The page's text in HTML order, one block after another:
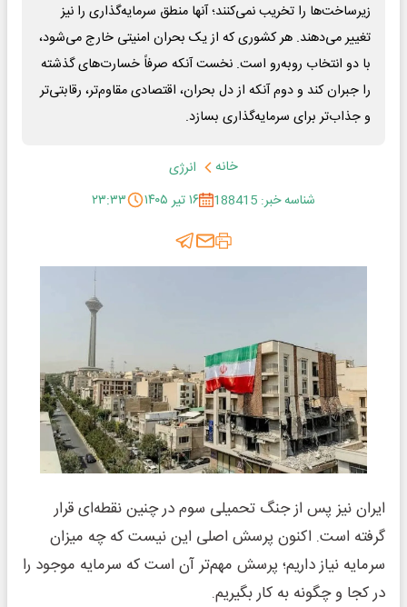
زیرساخت‌ها را تخریب نمی‌کنند؛ آنها منطق سرمایه‌گذاری را نیز
تغییر می‌دهند. هر کشوری که از یک بحران امنیتی خارج می‌شود،
با دو انتخاب روبه‌رو است. نخست آنکه صرفاً خسارت‌های گذشته
را جبران کند و دوم آنکه از دل بحران، اقتصادی مقاوم‌تر، رقابتی‌تر
و جذاب‌تر برای سرمایه‌گذاری بسازد.
خانه
انرژی
شناسه خبر: 188415
۱۶ تیر ۱۴۰۵ ۲۳:۳۳
ایران نیز پس از جنگ تحمیلی سوم در چنین نقطه‌ای قرار
گرفته است. اکنون پرسش اصلی این نیست که چه میزان
سرمایه نیاز داریم؛ پرسش مهم‌تر آن است که سرمایه موجود را
در کجا و چگونه به کار بگیریم.